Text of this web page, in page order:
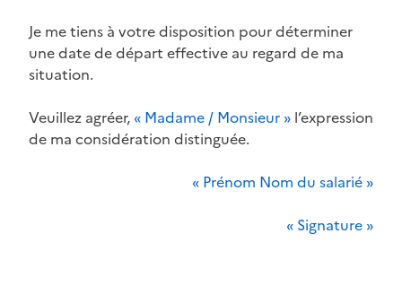
Je me tiens à votre disposition pour déterminer
une date de départ effective au regard de ma
situation.
Veuillez agréer, « Madame / Monsieur » l’expression
de ma considération distinguée.
« Prénom Nom du salarié »
« Signature »